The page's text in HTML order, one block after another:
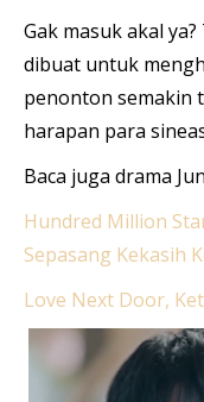
Gak masuk akal
dibuat untuk
penonton semakin
harapan para
Baca juga drama
Hundred Million
Sepasang Kekasih
Love Next Door,